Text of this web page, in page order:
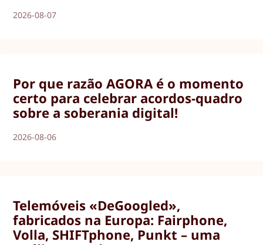
2026-08-07
Por que razão AGORA é o momento
certo para celebrar acordos-quadro
sobre a soberania digital!
2026-08-06
Telemóveis «DeGoogled»,
fabricados na Europa: Fairphone,
Volla, SHIFTphone, Punkt – uma